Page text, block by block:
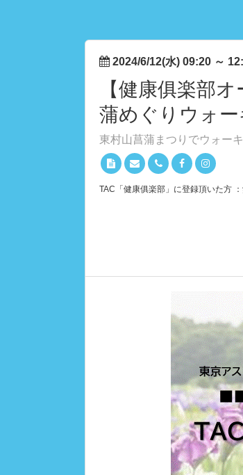
2024/6/12(水) 09:20 ～
【健康俱楽部
蒲めぐりウォー
東村山菖蒲まつりでウォーキ
TAC「健康俱楽部」に登録頂いた方 ：